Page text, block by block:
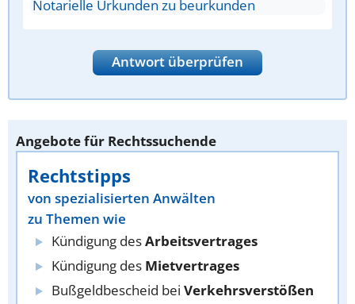
Notarielle Urkunden zu beurkunden
Antwort überprüfen
Angebote für Rechtssuchende
Rechtstipps
von spezialisierten Anwälten
zu Themen wie
Kündigung desArbeitsvertrages
Kündigung des Mietvertrages
Bußgeldbescheid bei Verkehrsverstößen